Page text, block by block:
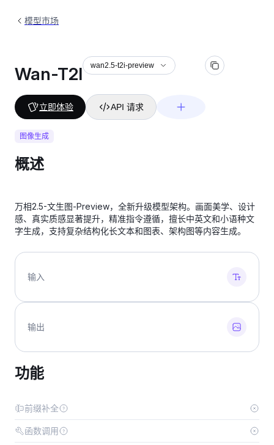
模型市场
Wan-T2I wan2.5-t2i-preview
立即体验 API 请求
图像生成
概述
万相2.5-文生图-Preview，全新升级模型架构。画面美学、设计
感、真实质感显著提升，精准指令遵循，擅长中英文和小语种文
字生成，支持复杂结构化长文本和图表、架构图等内容生成。
输入
输出
功能
前缀补全
函数调用